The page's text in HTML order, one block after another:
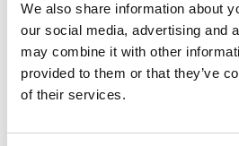
We also share information about
our social media, advertising and
may combine it with other
provided to them or that they’ve
of their services.